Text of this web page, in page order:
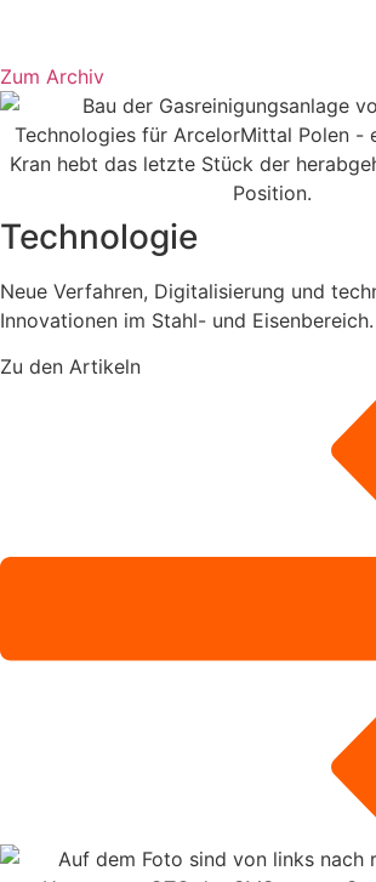
Zum Archiv
Technologie
Neue Verfahren, Digitalisierung und
Innovationen im Stahl- und Eisenbereich.
Zu den Artikeln